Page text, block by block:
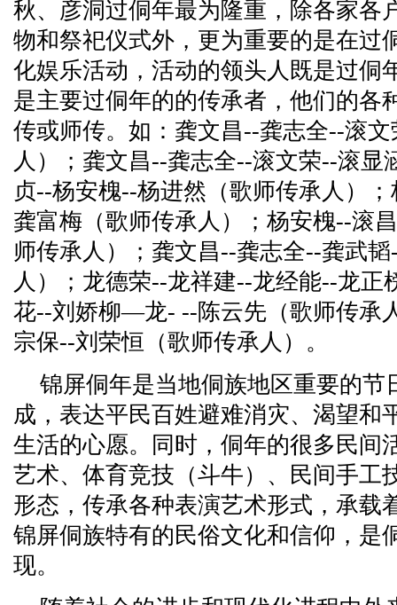
秋、彦洞过侗年最为隆重，除各家各
物和祭祀仪式外，更为重要的是在过
化娱乐活动，活动的领头人既是过侗
是主要过侗年的的传承者，他们的各
传或师传。如：龚文昌--龚志全--滚
人）；龚文昌--龚志全--滚文荣--滚显
贞--杨安槐--杨进然（歌师传承人）
龚富梅（歌师传承人）；杨安槐--滚
师传承人）；龚文昌--龚志全--龚武
人）；龙德荣--龙祥建--龙经能--龙正
花--刘娇柳—龙- --陈云先（歌师传承
宗保--刘荣恒（歌师传承人）。
锦屏侗年是当地侗族地区重要的节
成，表达平民百姓避难消灾、渴望和
生活的心愿。同时，侗年的很多民间
艺术、体育竞技（斗牛）、民间手工
形态，传承各种表演艺术形式，承载
锦屏侗族特有的民俗文化和信仰，是
现。